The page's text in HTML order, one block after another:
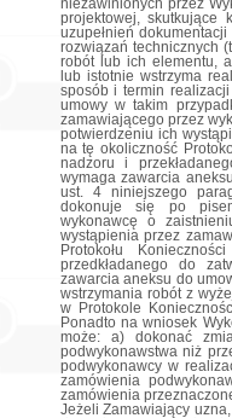
niezawinionych przez
projektowej, skutkujące
uzupełnień
rozwiązań technicznych
robót lub ich elementu,
lub istotnie wstrzyma
sposób i termin
umowy w takim
zamawiającego przez
potwierdzeniu ich
na tę okoliczność
nadzoru i
wymaga zawarcia
ust. 4 niniejszego
dokonuje się po
wykonawcę o
wystąpienia przez
Protokołu
przedkładanego do
zawarcia aneksu do
wstrzymania robót z
w Protokole
Ponadto na wniosek
może: a) dokonać
podwykonawstwa niż
podwykonawcy w
zamówienia
zamówienia
Jeżeli Zamawiający